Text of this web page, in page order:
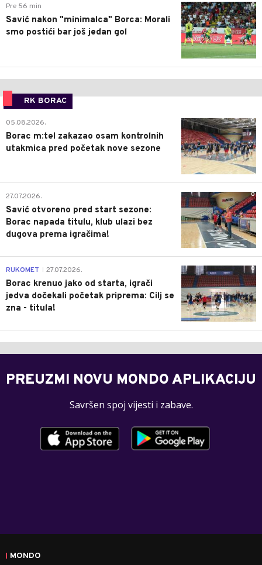
0
Pre 56 min
Savić nakon "minimalca" Borca: Morali
smo postići bar još jedan gol
RK BORAC
0
05.08.2026.
Borac m:tel zakazao osam kontrolnih
utakmica pred početak nove sezone
0
27.07.2026.
Savić otvoreno pred start sezone:
Borac napada titulu, klub ulazi bez
dugova prema igračima!
0
RUKOMET 27.07.2026.
Borac krenuo jako od starta, igrači
jedva dočekali početak priprema: Cilj se
zna - titula!
PREUZMI NOVU MONDO APLIKACIJU
Savršen spoj vijesti i zabave.
MONDO